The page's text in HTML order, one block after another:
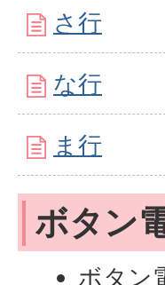
さ行
な行
ま行
ボタン
ボタン